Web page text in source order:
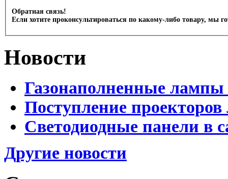
Обратная связь!
Если хотите проконсультироваться по какому-либо товару, мы
Новости
Газонаполненные
Поступление
Светодиодные панели в
Другие новости